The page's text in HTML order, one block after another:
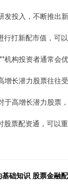
发投入，不断推出新
打新配市值，可
机构投资者通常会
增长潜力股票往往
于高增长潜力股票
股票配资通，可以
基础知识 股票金融